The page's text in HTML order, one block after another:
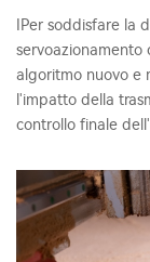
IPer soddisfare la
servoazionamento
algoritmo nuovo e
l'impatto della
controllo finale